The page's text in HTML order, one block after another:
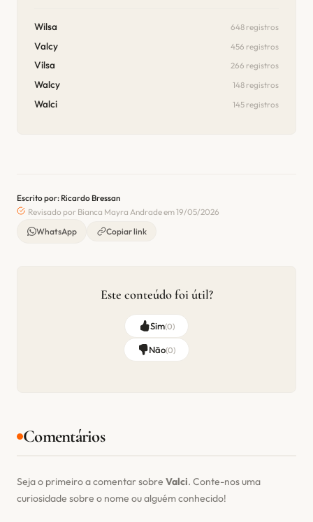
Wilsa 648 registros
Valcy 456 registros
Vilsa 266 registros
Walcy 148 registros
Walci 145 registros
Escrito por: Ricardo Bressan
Revisado por Bianca Mayra Andrade em 19/05/2026
WhatsApp
Copiar link
Este conteúdo foi útil?
Sim(0)
Não(0)
Comentários
Seja o primeiro a comentar sobre Valci. Conte-nos uma
curiosidade sobre o nome ou alguém conhecido!